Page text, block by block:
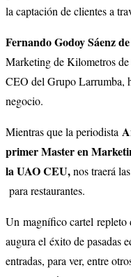
la captación de clientes a
Fernando Godoy Sáenz
Marketing de Kilometros
CEO del Grupo Larrumba,
negocio.
Mientras que la periodista
primer Master en
la UAO CEU,nos traerá
para restaurantes.
Un magnífico cartel repleto
augura el éxito de pasadas
entradas, para ver, entre